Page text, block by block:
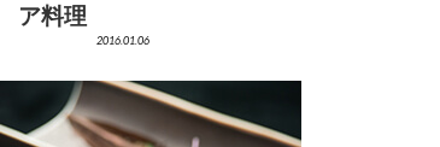
ア料理
2016.01.06